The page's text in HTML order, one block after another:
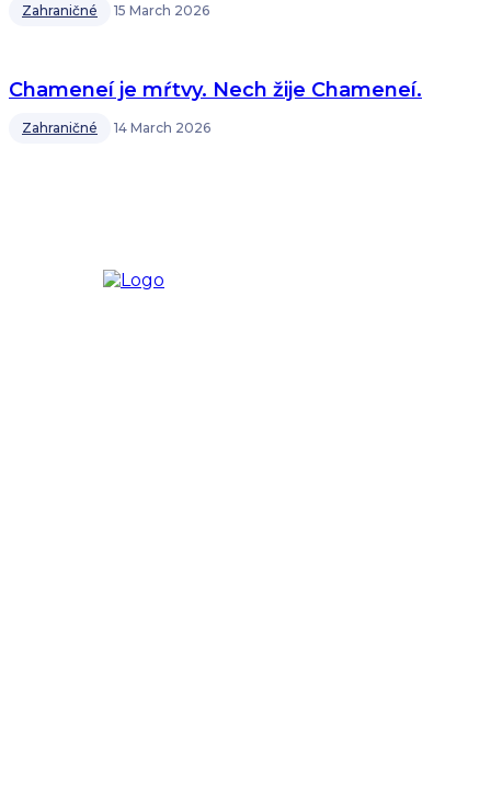
Zahraničné 15 March 2026
Chameneí je mŕtvy. Nech žije Chameneí.
Zahraničné 14 March 2026